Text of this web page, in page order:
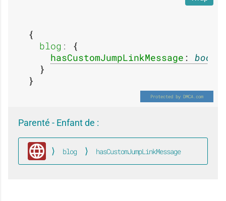
e
A
:
E
g
e
:
g
e
:
blog :
hasCustomJumpLinkMessage :
Parenté - Enfant de :
Global
blog hasCustomJumpLinkMessage